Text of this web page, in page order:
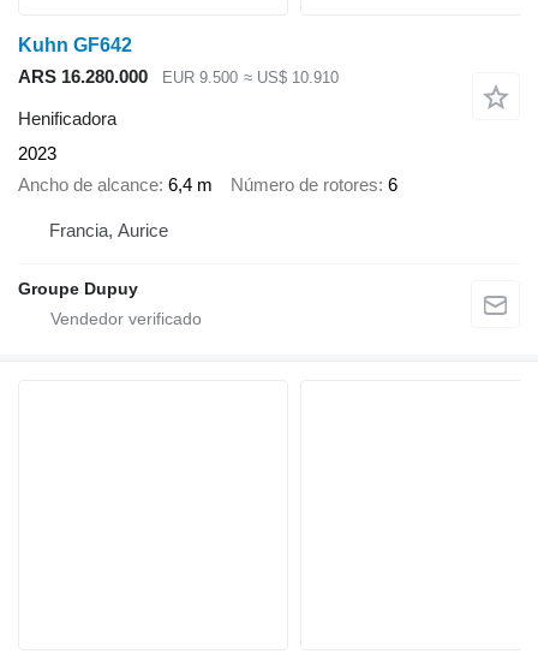
Kuhn GF642
ARS 16.280.000
EUR 9.500 ≈ US$ 10.910
Henificadora
2023
Ancho de alcance 6,4 m Número de rotores 6
Francia, Aurice
Groupe Dupuy